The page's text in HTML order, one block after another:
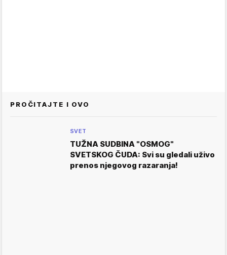
PROČITAJTE I OVO
SVET
TUŽNA SUDBINA "OSMOG"
SVETSKOG ČUDA: Svi su gledali uživo
prenos njegovog razaranja!